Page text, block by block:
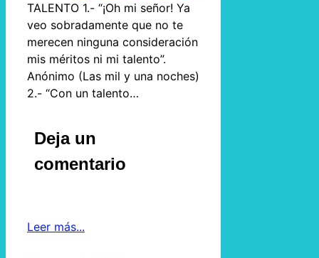
TALENTO 1.- “¡Oh mi señor! Ya
veo sobradamente que no te
merecen ninguna consideración
mis méritos ni mi talento”.
Anónimo (Las mil y una noches)
2.- “Con un talento…
Deja un
comentario
Leer más...